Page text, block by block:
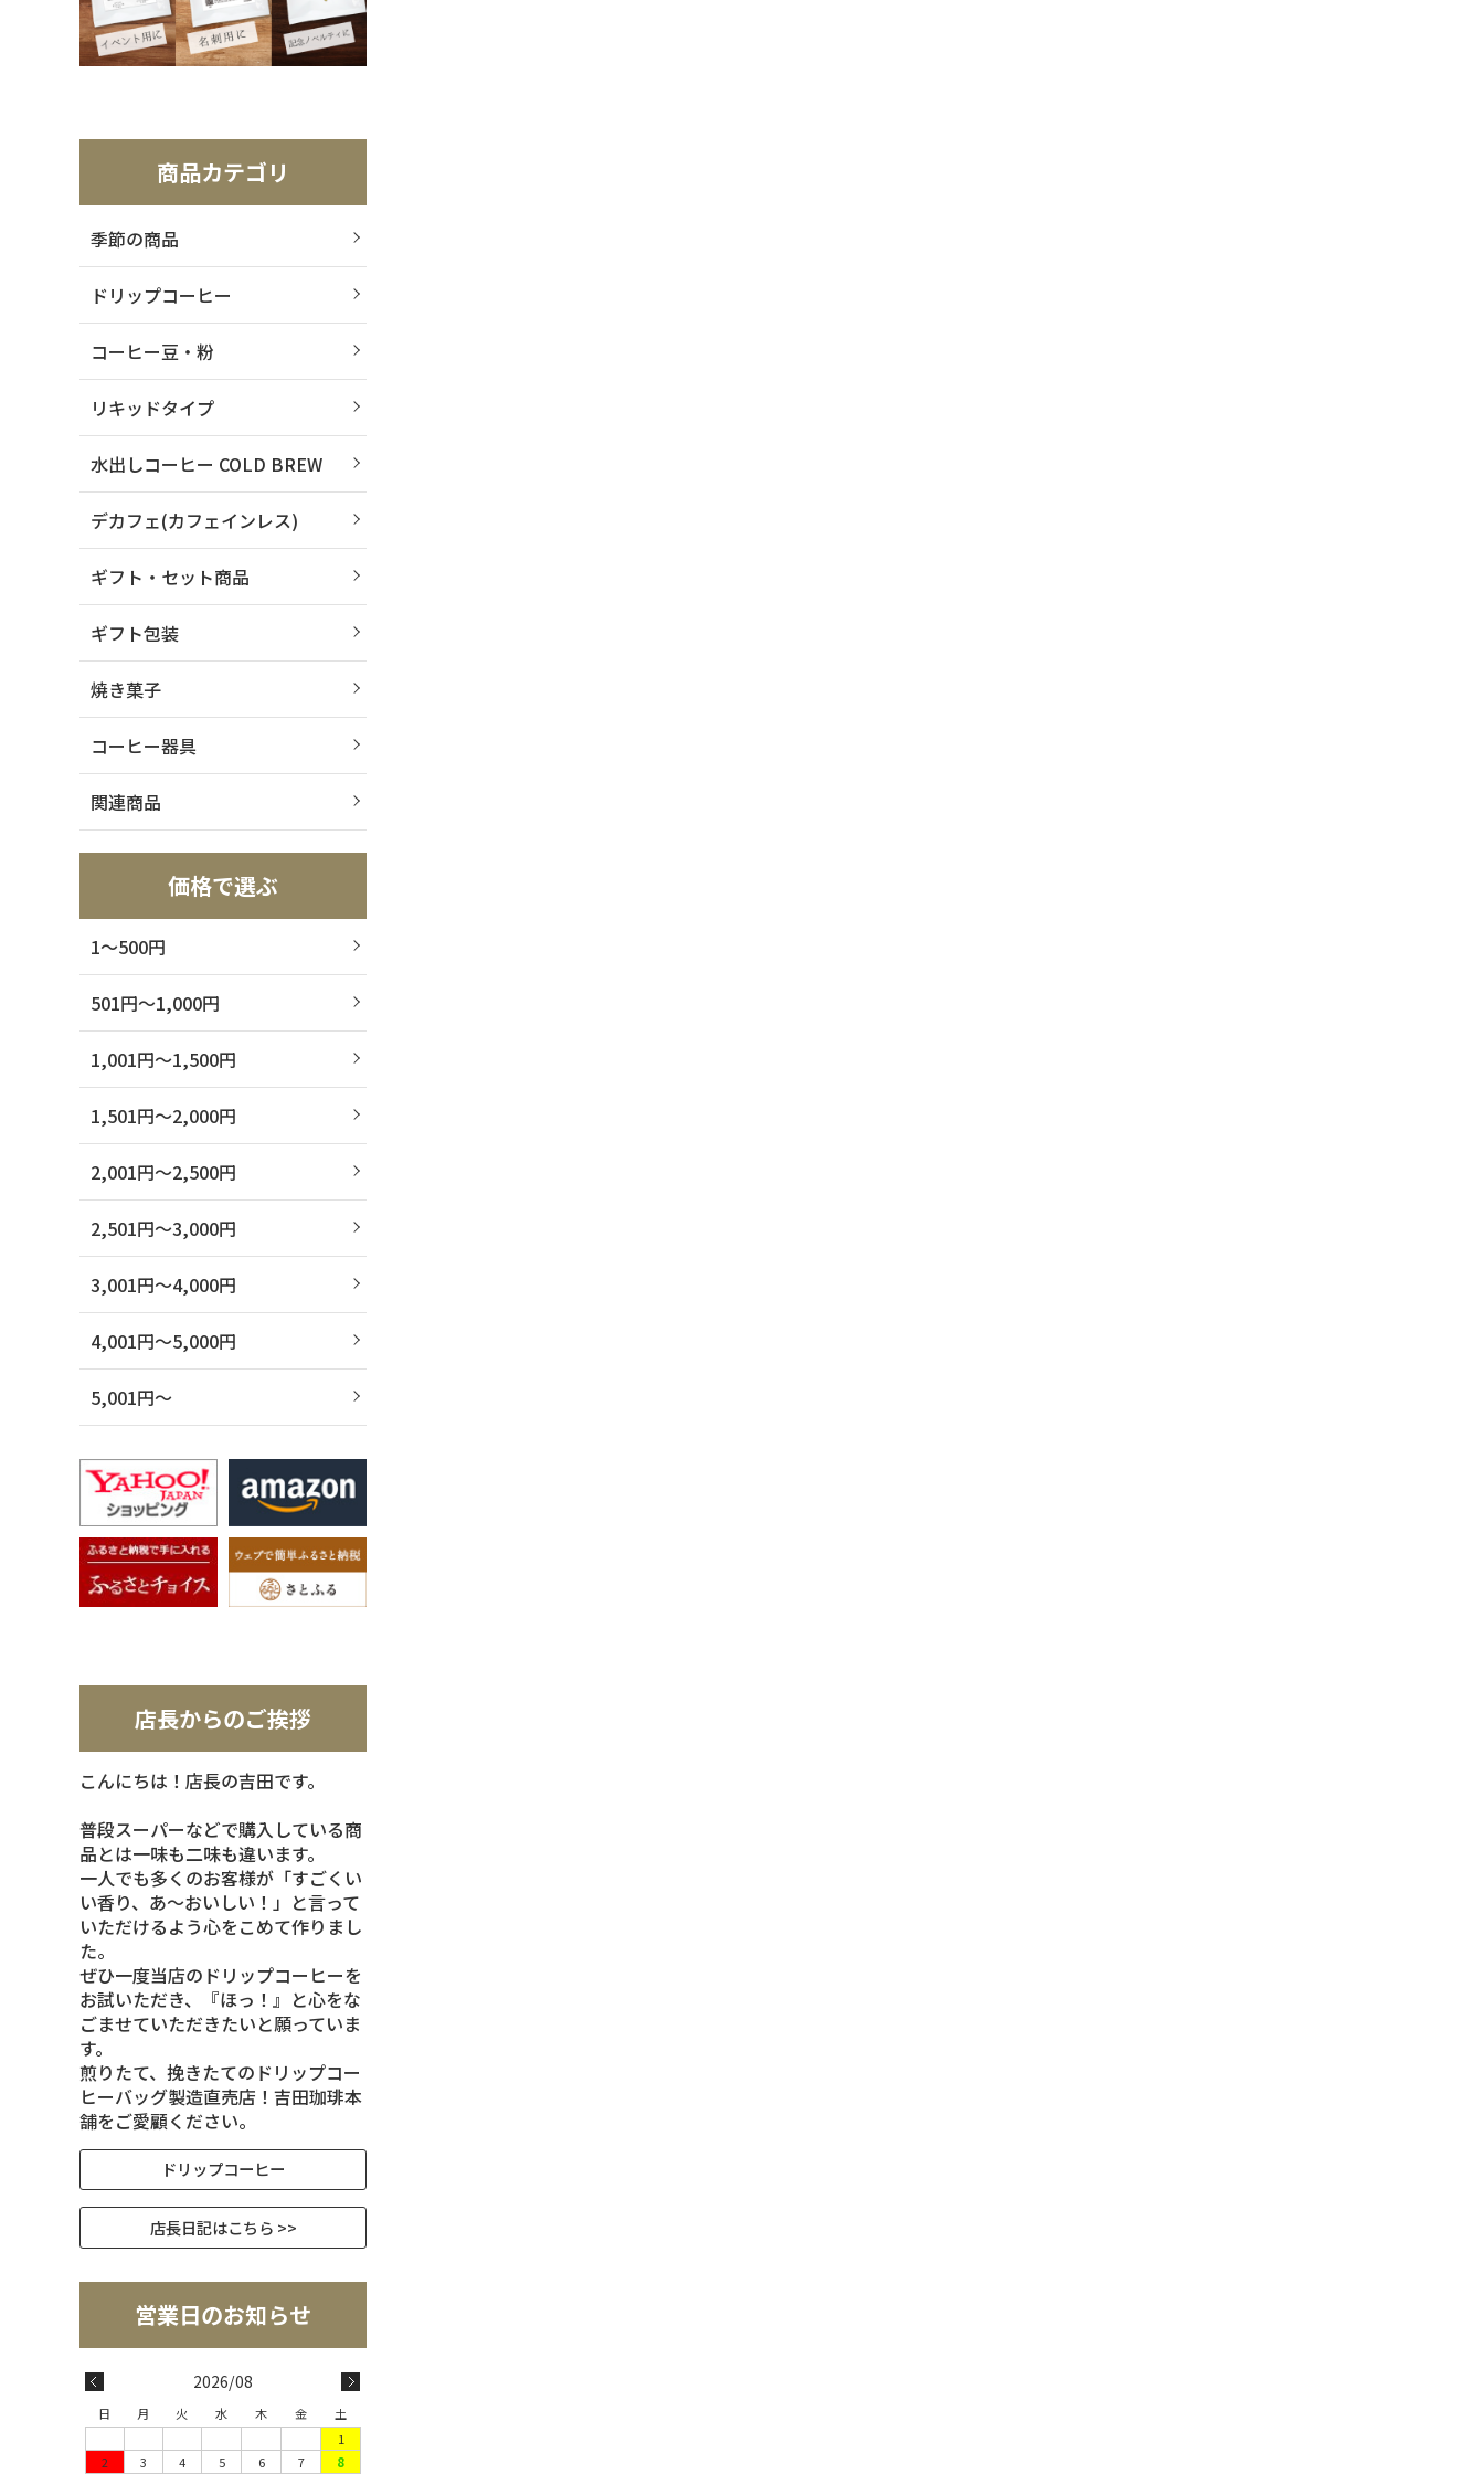
商品カテゴリ
季節の商品
ドリップコーヒー
コーヒー豆・粉
リキッドタイプ
水出しコーヒー COLD BREW
デカフェ(カフェインレス)
ギフト・セット商品
ギフト包装
焼き菓子
コーヒー器具
関連商品
価格で選ぶ
1～500円
501円～1,000円
1,001円～1,500円
1,501円～2,000円
2,001円～2,500円
2,501円～3,000円
3,001円～4,000円
4,001円～5,000円
5,001円～
店長からのご挨拶
こんにちは！店長の吉田です。
普段スーパーなどで購入している商
品とは一味も二味も違います。
一人でも多くのお客様が「すごくい
い香り、あ～おいしい！」と言って
いただけるよう心をこめて作りまし
た。
ぜひ一度当店のドリップコーヒーを
お試いただき、『ほっ！』と心をな
ごませていただきたいと願っていま
す。
煎りたて、挽きたてのドリップコー
ヒーバッグ製造直売店！吉田珈琲本
舗をご愛顧ください。
ドリップコーヒー
店長日記はこちら >>
2026/08
日 月 火 水 木 金
土
1
2
3 4 5 6 7 8